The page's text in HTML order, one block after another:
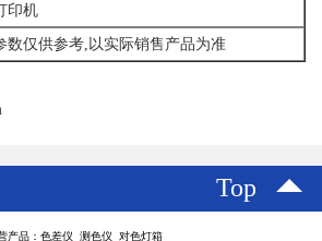
印机
数仅供参考,以实际销售产品为准
Top
产品：色差仪 测色仪 对色灯箱